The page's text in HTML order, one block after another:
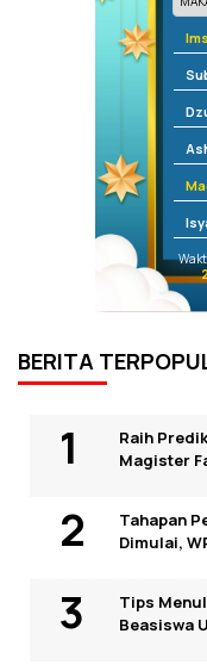
BERITA
Raih
Magister
Tahapan
Dimulai,
Tips
Beasiswa